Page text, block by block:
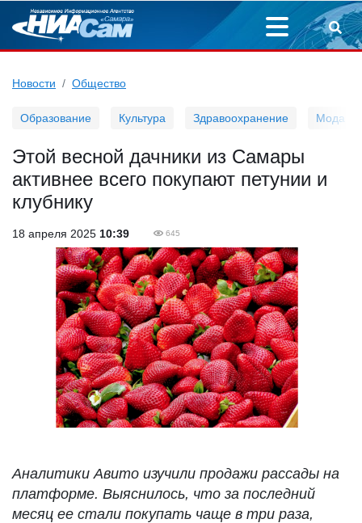
Новости Общество
Образование Культура Здравоохранение Мода
Этой весной дачники из Самары
активнее всего покупают петунии и
клубнику
18 апреля 2025 10:39 645
Аналитики Авито изучили продажи рассады на
платформе. Выяснилось, что за последний
месяц ее стали покупать чаще в три раза,